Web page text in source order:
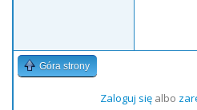
Góra strony
Zaloguj sięalbo